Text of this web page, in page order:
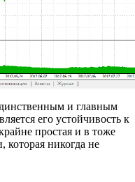
и главным
его устойчивость к
простая и в тоже
которая никогда не